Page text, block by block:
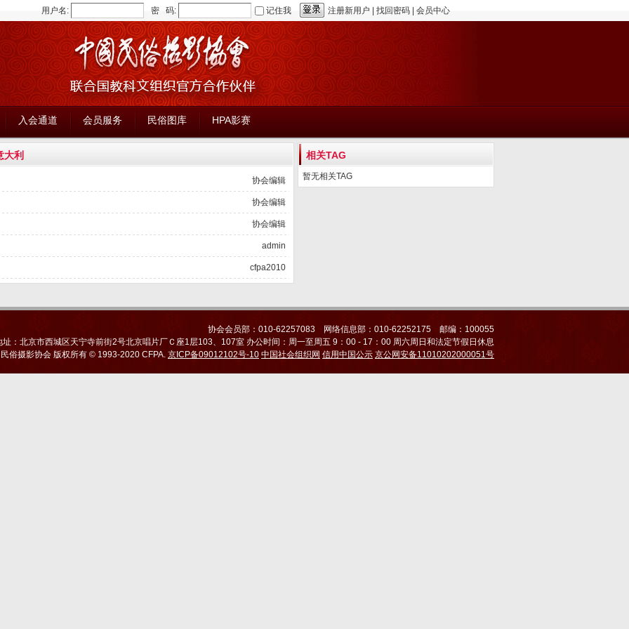
用户名: 密 码: 记住我 注册新用户 找回密码 会员中心
入会通道 会员服务 民俗图库 HPA影赛
大利
协会编辑
协会编辑
协会编辑
admin
cfpa2010
相关TAG
暂无相关TAG
协会会员部：010-62257083 网络信息部：010-62252175 邮编：100055
址：北京市西城区天宁寺前街2号北京唱片厂Ｃ座1层103、107室 办公时间：周一至周五 9：00 - 17：00 周六周日和法定节假日休息
俗摄影协会 版权所有 © 1993-2020 CFPA. 京ICP备09012102号-10 中国社会组织网 信用中国公示 京公网安备11010202000051号